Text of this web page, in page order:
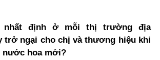
nhất định ở mỗi thị trường địa
trở ngại cho chị và thương hiệu khi
nước hoa mới?